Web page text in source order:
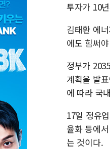
투자가 10
김태환 에
에도 힘써
정부가
계획을 발
에 따라 국
17일 정유
율화 등에
는 것이다.